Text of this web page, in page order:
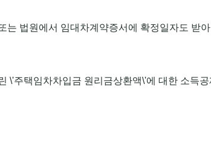
는 법원에서 임대차계약증서에 확정일자도 받
\'주택임차차입금 원리금상환액\'에 대한 소득공